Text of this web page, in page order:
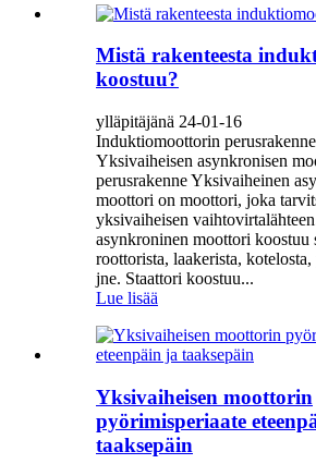
Mistä rakenteesta
koostuu?
ylläpitäjänä 24-01-16
Induktiomoottorin
Yksivaiheisen asynkronisen
perusrakenne Yksivaiheinen
moottori on moottori, joka
yksivaiheisen
asynkroninen moottori koostuu
roottorista, laakerista, kotelosta,
jne. Staattori koostuu...
Lue lisää
Yksivaiheisen moottorin
pyörimisperiaate
taaksepäin